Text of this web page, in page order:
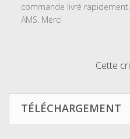
commande livré
AMS. Merci
Cette
TÉLÉCHARGEMENT